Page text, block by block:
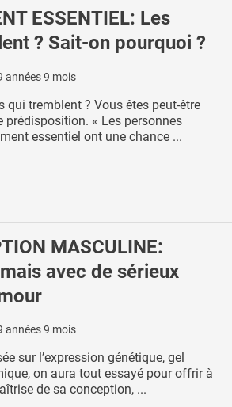
ESSENTIEL: Les
? Sait-on pourquoi ?
années 9 mois
qui tremblent ? Vous êtes peut-être
prédisposition. « Les personnes
essentiel ont une chance ...
MASCULINE:
avec de sérieux
années 9 mois
sur l’expression génétique, gel
on aura tout essayé pour offrir à
de sa conception, ...